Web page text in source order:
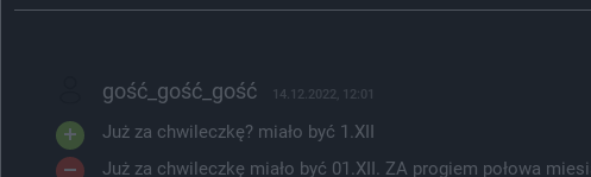
gość_gość_gość 14.12.2022, 12:01
Już za chwileczkę? miało być 1.XII
Już za chwileczkę miało być 01.XII. ZA progiem połowa